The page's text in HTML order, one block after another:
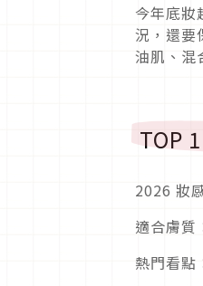
今年底妝
況，還要
油肌、混
TOP
2026 妝
適合膚質
熱門看點